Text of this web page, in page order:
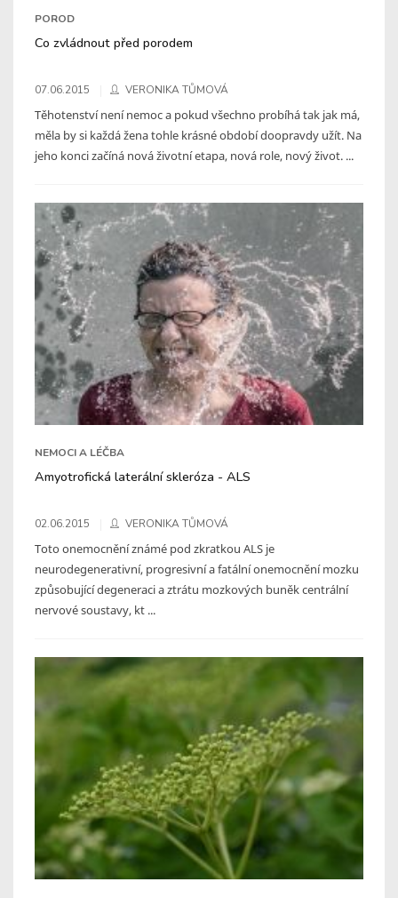
POROD
Co zvládnout před porodem
07.06.2015 VERONIKA TŮMOVÁ
Těhotenství není nemoc a pokud všechno probíhá tak jak má,
měla by si každá žena tohle krásné období doopravdy užít. Na
jeho konci začíná nová životní etapa, nová role, nový život. ...
NEMOCI A LÉČBA
Amyotrofická laterální skleróza - ALS
02.06.2015 VERONIKA TŮMOVÁ
Toto onemocnění známé pod zkratkou ALS je
neurodegenerativní, progresivní a fatální onemocnění mozku
způsobující degeneraci a ztrátu mozkových buněk centrální
nervové soustavy, kt ...